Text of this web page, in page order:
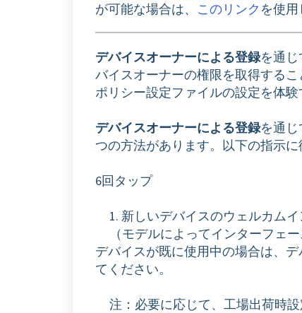
が可能な場合は、 このリンク を使
デバイスオーナーによる登録を通じ
バイスオーナーの権限を取得する
ポリシー設定ファイルの設定を体験
デバイスオーナーによる登録を通じ
つの方法があります。以下の指示
6回タップ
1. 新しいデバイスのウェルカム
（モデルによってインターフェ
デバイスが既に使用中の場合は、
てください。
注：必要に応じて、工場出荷時